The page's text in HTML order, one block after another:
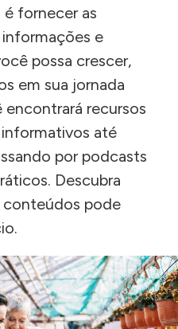
fornecer as
informações e
possa crescer,
em sua jornada
encontrará recursos
até
por podcasts
Descubra
conteúdos pode